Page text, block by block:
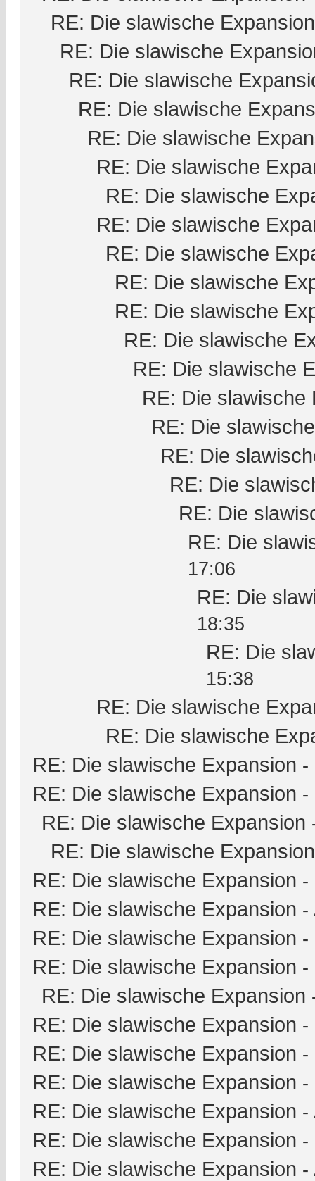
RE: Die slawische Expansion
RE: Die slawische
RE: Die slawische
RE: Die slawische
RE: Die slawische
RE: Die slawische
RE: Die slawische
RE: Die slawische
RE: Die slawische
RE: Die slawische
RE: Die slawische
RE: Die slawische
RE: Die slawische
RE: Die slawische
RE: Die
RE: Die
RE: Die
RE: Die
RE: Die
17:06
RE: Die
18:35
RE: Die
15:38
RE: Die slawische
RE: Die slawische
RE: Die slawische Expansion -
RE: Die slawische Expansion -
RE: Die slawische Expansion
RE: Die slawische Expansion
RE: Die slawische Expansion -
RE: Die slawische Expansion -
RE: Die slawische Expansion -
RE: Die slawische Expansion -
RE: Die slawische Expansion
RE: Die slawische Expansion -
RE: Die slawische Expansion -
RE: Die slawische Expansion -
RE: Die slawische Expansion -
RE: Die slawische Expansion -
RE: Die slawische Expansion -